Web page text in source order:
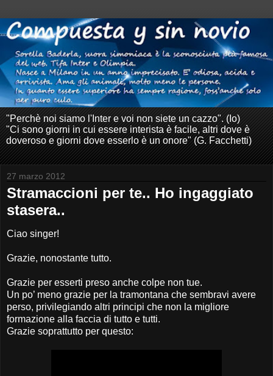
"Perchè noi siamo l'Inter e voi non siete un cazzo". (Io)
"Ci sono giorni in cui essere interista è facile, altri dove è
doveroso e giorni dove esserlo è un onore" (G. Facchetti)
27 marzo 2012
Stramaccioni per te.. Ho ingaggiato
stasera..
Ciao singer!
Grazie, nonostante tutto.
Grazie per esserti preso anche colpe non tue.
Un po’ meno grazie per la tramontana che sembravi avere
perso, privilegiando altri principi che non la migliore
formazione alla faccia di tutto e tutti.
Grazie soprattutto per questo: